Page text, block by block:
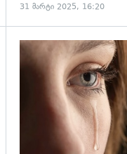
31 მარტი 2025, 16:20